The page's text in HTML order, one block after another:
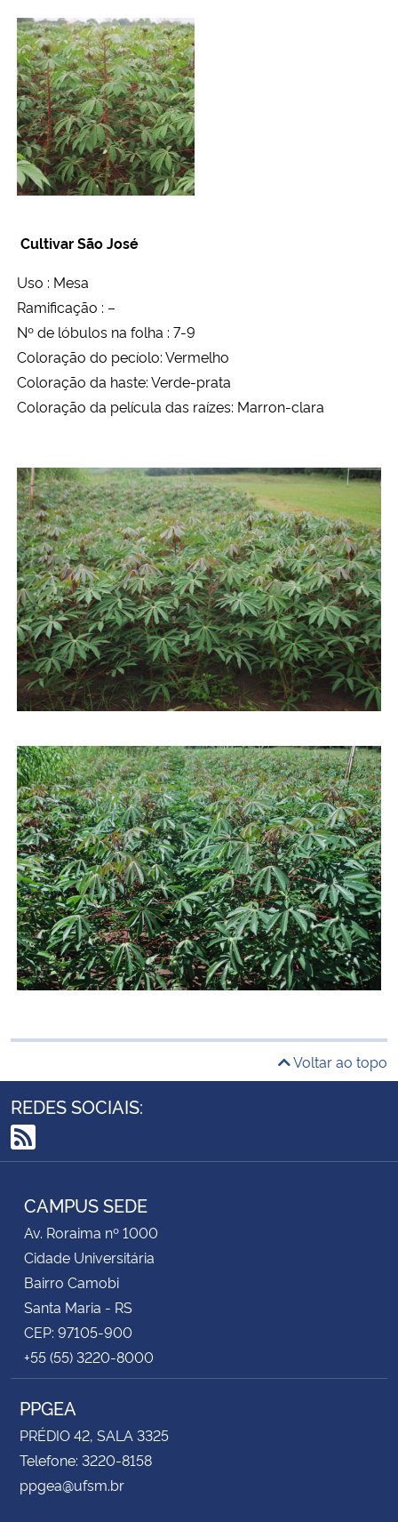
Cultivar São José
Uso : Mesa
Ramificação : –
Nº de lóbulos na folha : 7-9
Coloração do pecíolo: Vermelho
Coloração da haste: Verde-prata
Coloração da película das raízes: Marron-clara
Voltar ao topo
REDES SOCIAIS:
RSS
CAMPUS SEDE
Av. Roraima nº 1000
Cidade Universitária
Bairro Camobi
Santa Maria - RS
CEP: 97105-900
+55 (55) 3220-8000
PPGEA
PRÉDIO 42, SALA 3325
Telefone: 3220-8158
ppgea@ufsm.br